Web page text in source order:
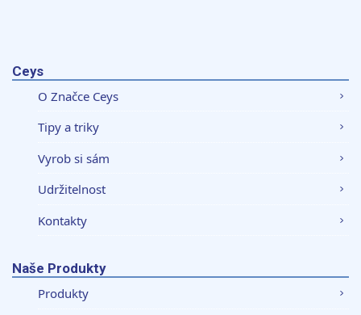
Ceys
O Značce Ceys
Tipy a triky
Vyrob si sám
Udržitelnost
Kontakty
Naše Produkty
Produkty